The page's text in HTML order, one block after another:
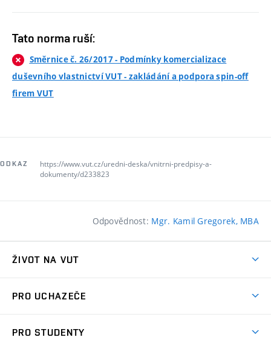
Tato norma ruší:
Směrnice č. 26/2017 - Podmínky komercializace
duševního vlastnictví VUT - zakládání a podpora spin-off
firem VUT
ODKAZ
https://www.vut.cz/uredni-deska/vnitrni-predpisy-a-
dokumenty/d233823
Odpovědnost: Mgr. Kamil Gregorek, MBA
ŽIVOT NA VUT
Koleje
PRO UCHAZEČE
PRO STUDENTY